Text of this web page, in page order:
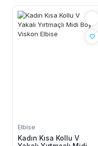
Elbise
Kadın Kısa Kollu V